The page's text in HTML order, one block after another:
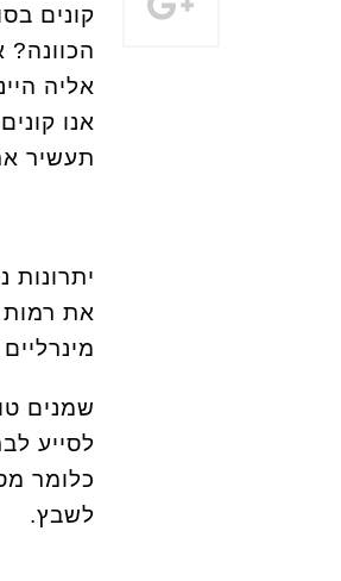
קונים
אליה
אנו
תעשיר
את רמות
שמנים
כלומר
לשבץ.